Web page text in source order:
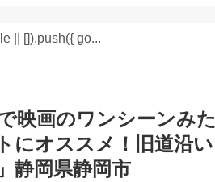
|| []).push({ go...
映画のワンシーンみた
にオススメ！旧道沿い
静岡県静岡市